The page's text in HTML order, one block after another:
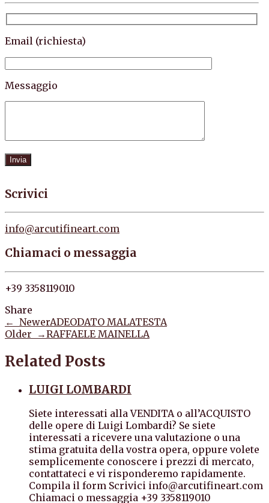
Email (richiesta)
Messaggio
Scrivici
info@arcutifineart.com
Chiamaci o messaggia
+39 3358119010
Share
← NewerADEODATO MALATESTA
Older →RAFFAELE MAINELLA
Related Posts
LUIGI LOMBARDI
Siete interessati alla VENDITA o all’ACQUISTO
delle opere di Luigi Lombardi? Se siete
interessati a ricevere una valutazione o una
stima gratuita della vostra opera, oppure volete
semplicemente conoscere i prezzi di mercato,
contattateci e vi risponderemo rapidamente.
Compila il form Scrivici info@arcutifineart.com
Chiamaci o messaggia +39 3358119010